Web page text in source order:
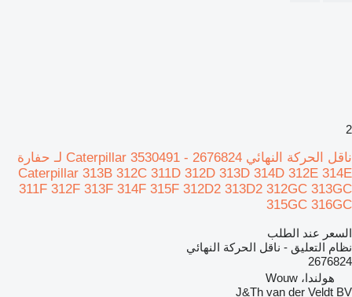
2
ناقل الحركة النهائي Caterpillar 3530491 - 2676824 لـ حفارة
Caterpillar 313B 312C 311D 312D 313D 314D 312E 314E
311F 312F 313F 314F 315F 312D2 313D2 312GC 313GC
315GC 316GC
السعر عند الطلب
نظام التعليق - ناقل الحركة النهائي
2676824
هولندا، Wouw
J&Th van der Veldt BV